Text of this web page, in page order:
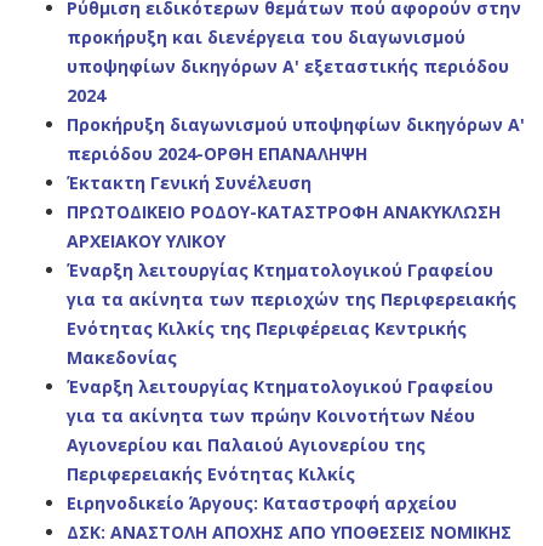
Ρύθμιση ειδικότερων θεμάτων πού αφορούν στην
προκήρυξη και διενέργεια του διαγωνισμού
υποψηφίων δικηγόρων Α' εξεταστικής περιόδου
2024
Προκήρυξη διαγωνισμού υποψηφίων δικηγόρων Α'
περιόδου 2024-ΟΡΘΗ ΕΠΑΝΑΛΗΨΗ
Έκτακτη Γενική Συνέλευση
ΠΡΩΤΟΔΙΚΕΙΟ ΡΟΔΟΥ-ΚΑΤΑΣΤΡΟΦΗ ΑΝΑΚΥΚΛΩΣΗ
ΑΡΧΕΙΑΚΟΥ ΥΛΙΚΟΥ
Έναρξη λειτουργίας Κτηματολογικού Γραφείου
για τα ακίνητα των περιοχών της Περιφερειακής
Ενότητας Κιλκίς της Περιφέρειας Κεντρικής
Μακεδονίας
Έναρξη λειτουργίας Κτηματολογικού Γραφείου
για τα ακίνητα των πρώην Κοινοτήτων Νέου
Αγιονερίου και Παλαιού Αγιονερίου της
Περιφερειακής Ενότητας Κιλκίς
Ειρηνοδικείο Άργους: Καταστροφή αρχείου
ΔΣΚ: ΑΝΑΣΤΟΛΗ ΑΠΟΧΗΣ ΑΠΟ ΥΠΟΘΕΣΕΙΣ ΝΟΜΙΚΗΣ